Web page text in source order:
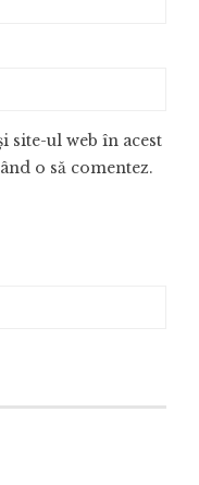
site-ul web în acest
o să comentez.